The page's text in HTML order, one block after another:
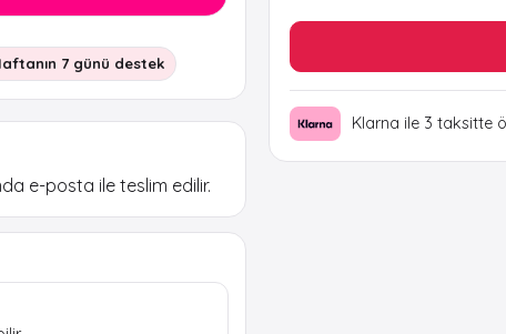
7 günü destek
Klarna ile 3 taksitte
e-posta ile teslim edilir.